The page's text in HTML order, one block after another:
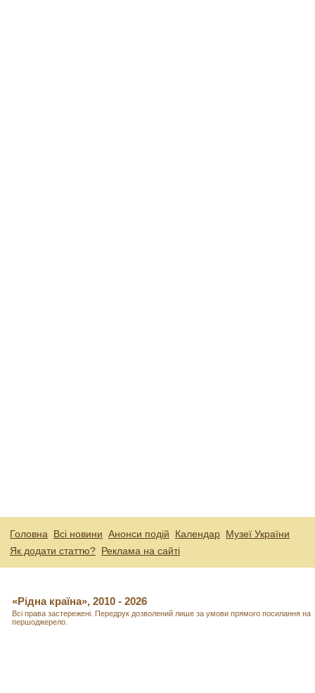
Головна Всі новини Анонси подій Календар Музеї України
Як додати статтю? Реклама на сайті
«Рідна країна», 2010 - 2026
Всі права застережені. Передрук дозволений лише за умови прямого посилання на
першоджерело.